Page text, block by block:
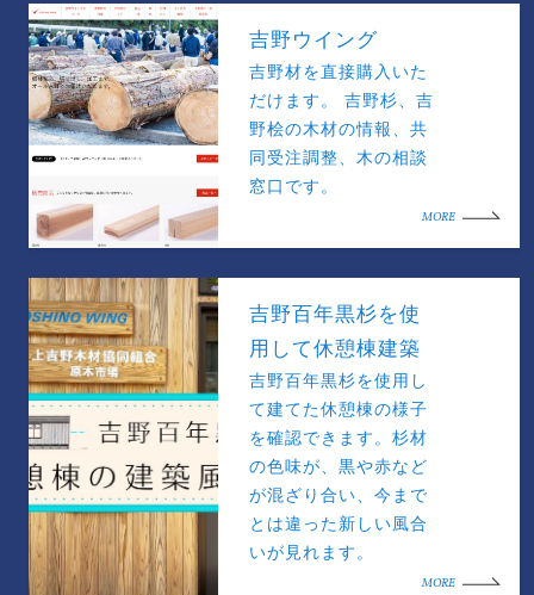
吉野ウイング
吉野材を直接購入いた
だけます。 吉野杉、吉
野桧の木材の情報、共
同受注調整、木の相談
窓口です。
MORE
吉野百年黒杉を使
用して休憩棟建築
吉野百年黒杉を使用し
て建てた休憩棟の様子
を確認できます。杉材
の色味が、黒や赤など
が混ざり合い、今まで
とは違った新しい風合
いが見れます。
MORE